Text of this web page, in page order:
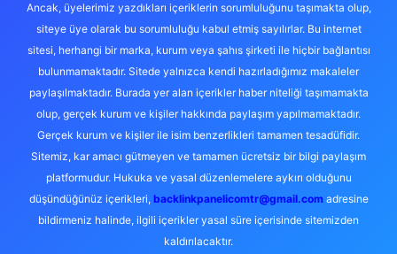
Ancak, üyelerimiz yazdıkları içeriklerin sorumluluğunu taşımakta olup,
siteye üye olarak bu sorumluluğu kabul etmiş sayılırlar. Bu internet
sitesi, herhangi bir marka, kurum veya şahıs şirketi ile hiçbir bağlantısı
bulunmamaktadır. Sitede yalnızca kendi hazırladığımız makaleler
paylaşılmaktadır. Burada yer alan içerikler haber niteliği taşımamakta
olup, gerçek kurum ve kişiler hakkında paylaşım yapılmamaktadır.
Gerçek kurum ve kişiler ile isim benzerlikleri tamamen tesadüfidir.
Sitemiz, kar amacı gütmeyen ve tamamen ücretsiz bir bilgi paylaşım
platformudur. Hukuka ve yasal düzenlemelere aykırı olduğunu
düşündüğünüz içerikleri, backlinkpanelicomtr@gmail.comadresine
bildirmeniz halinde, ilgili içerikler yasal süre içerisinde sitemizden
kaldırılacaktır.